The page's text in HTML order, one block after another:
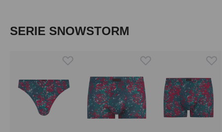
Produktgalerie überspringen
SERIE SNOWSTORM